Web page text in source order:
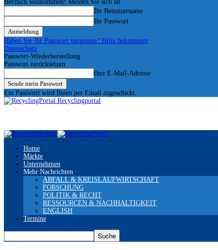
Herzlich willkommen! Melden Sie sich an
Ihr Benutzername
Ihr Passwort
Haben Sie Ihr Passwort vergessen? Hilfe bekommen
Datenschutz
Passwort-Wiederherstellung
Passwort zurücksetzen
Ihre E-Mail-Adresse
Ein Passwort wird Ihnen per Email zugeschickt.
Recyclingportal
Home
Märkte
Unternehmen
Mehr Nachrichten
ABFALL & KREISLAUFWIRTSCHAFT
FORSCHUNG
POLITIK & RECHT
RESSOURCEN & NACHHALTIGKEIT
ENGLISH
Termine